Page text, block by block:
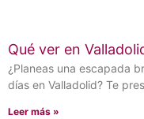
Qué ver en
¿Planeas una escapada
días en Valladolid? Te
Leer más »